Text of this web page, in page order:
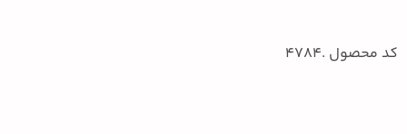
کد محصول .4784